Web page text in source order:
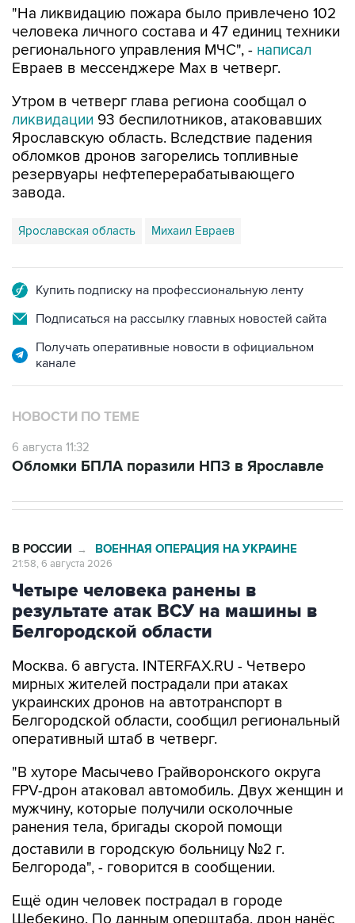
"На ликвидацию пожара было привлечено 102
человека личного состава и 47 единиц техники
регионального управления МЧС", - написал
Евраев в мессенджере Мах в четверг.
Утром в четверг глава региона сообщал о
ликвидации 93 беспилотников, атаковавших
Ярославскую область. Вследствие падения
обломков дронов загорелись топливные
резервуары нефтеперерабатывающего
завода.
Ярославская область Михаил Евраев
Купить подписку на профессиональную ленту
Подписаться на рассылку главных новостей сайта
Получать оперативные новости в официальном
канале
НОВОСТИ ПО ТЕМЕ
6 августа 11:32
Обломки БПЛА поразили НПЗ в Ярославле
В РОССИИ → ВОЕННАЯ ОПЕРАЦИЯ НА УКРАИНЕ
21:58, 6 августа 2026
Четыре человека ранены в
результате атак ВСУ на машины в
Белгородской области
Москва. 6 августа. INTERFAX.RU - Четверо
мирных жителей пострадали при атаках
украинских дронов на автотранспорт в
Белгородской области, сообщил региональный
оперативный штаб в четверг.
"В хуторе Масычево Грайворонского округа
FPV-дрон атаковал автомобиль. Двух женщин и
мужчину, которые получили осколочные
ранения тела, бригады скорой помощи
доставили в городскую больницу №2 г.
Белгорода", - говорится в сообщении.
Ещё один человек пострадал в городе
Шебекино. По данным оперштаба, дрон нанёс